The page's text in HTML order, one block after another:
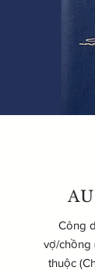
Công
vợ/chồng
thuộc